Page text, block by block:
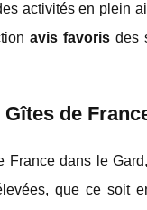
activités en plein
avis favorisdes
de
France dans le Gard,
que ce soit